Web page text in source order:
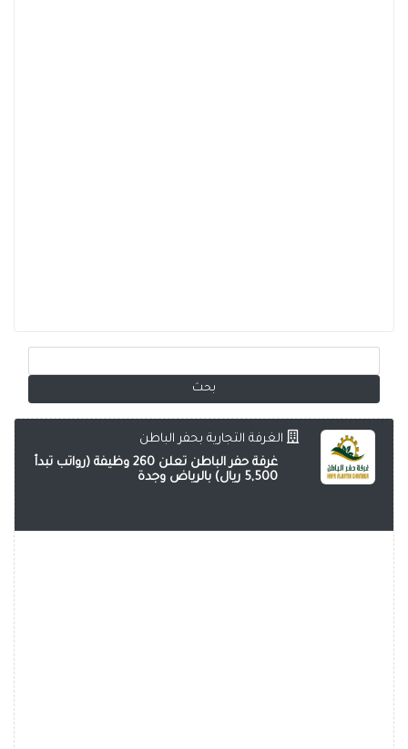
الغرفة التجارية بحفر الباطن
غرفة حفر الباطن تعلن 260 وظيفة (رواتب تبدأ
5,500 ريال) بالرياض وجدة